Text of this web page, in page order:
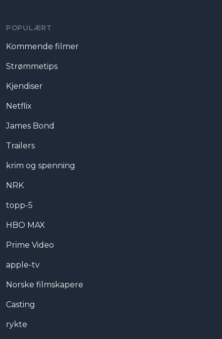
POPULÆRT
Kommende filmer
Strømmetips
Kjendiser
Netflix
James Bond
Trailers
krim og spenning
NRK
topp-5
HBO MAX
Prime Video
apple-tv
Norske filmskapere
Casting
rykte